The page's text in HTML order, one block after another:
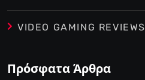
VIDEO GAMING REVIEWS
Πρόσφατα Άρθρα